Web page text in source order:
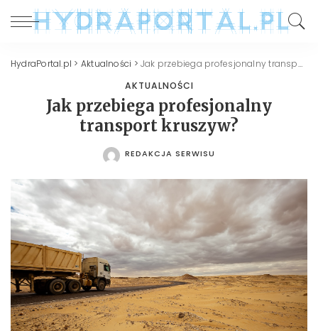
HydraPortal.pl > Aktualności >Jak przebiega profesjonalny transport kruszyw?
AKTUALNOŚCI
Jak przebiega profesjonalny
transport kruszyw?
POSTED
REDAKCJA SERWISU